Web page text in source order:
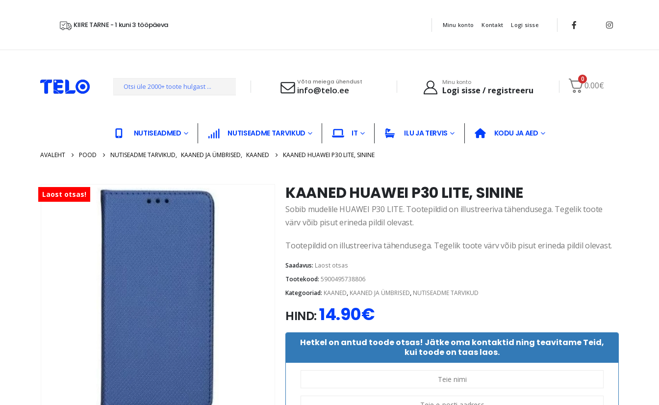
KIIRE TARNE - 1 kuni 3 tööpäeva Minu konto Kontakt Logi sisse
Võta meiega ühendust
info@telo.ee
Minu konto
Logi sisse / registreeru
0
0.00€
NUTISEADMED NUTISEADME TARVIKUD IT ILU JA TERVIS KODU JA AED
AVALEHT POOD NUTISEADME TARVIKUD, KAANED JA ÜMBRISED, KAANED KAANED HUAWEI P30 LITE, SININE
Laost otsas! KAANED HUAWEI P30 LITE, SININE
Sobib mudelile HUAWEI P30 LITE. Tootepildid on illustreeriva tähendusega. Tegelik toote
värv võib pisut erineda pildil olevast.
Tootepildid on illustreeriva tähendusega. Tegelik toote värv võib pisut erineda pildil olevast.
Saadavus: Laost otsas
Tootekood: 5900495738806
Kategooriad: KAANED, KAANED JA ÜMBRISED, NUTISEADME TARVIKUD
HIND:14.90€
Hetkel on antud toode otsas! Jätke oma kontaktid ning teavitame Teid,
kui toode on taas laos.